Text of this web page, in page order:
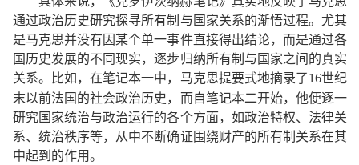
通过政治历史研究探寻所有制与国家关系的渐悟过程。尤其
是马克思并没有因某个单一事件直接得出结论，而是通过各
国历史发展的不同现实，逐步归纳所有制与国家之间的真实
关系。比如，在笔记本一中，马克思提要式地摘录了16世纪
末以前法国的社会政治历史，而自笔记本二开始，他便逐一
研究国家统治与政治运行的各个方面，如政治特权、法律关
系、统治秩序等，从中不断确证围绕财产的所有制关系在其
中起到的作用。